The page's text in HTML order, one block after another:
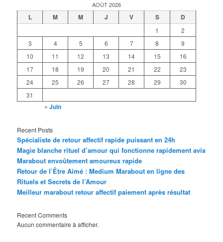
AOÛT 2026
L M M J V S D
1
2
3
4 5 6 7 8
9
10
11 12 13 14 15
16
17
18 19 20 21 22
23
24
25 26 27 28 29
30
31
« Juin
Recent Posts
Spécialiste de retour affectif rapide puissant en 24h
Magie blanche rituel d’amour qui fonctionne rapidement avis
Marabout envoûtement amoureux rapide
Retour de l’Être Aimé : Medium Marabout en ligne des
Rituels et Secrets de l’Amour
Meilleur marabout retour affectif paiement après résultat
Recent Comments
Aucun commentaire à afficher.